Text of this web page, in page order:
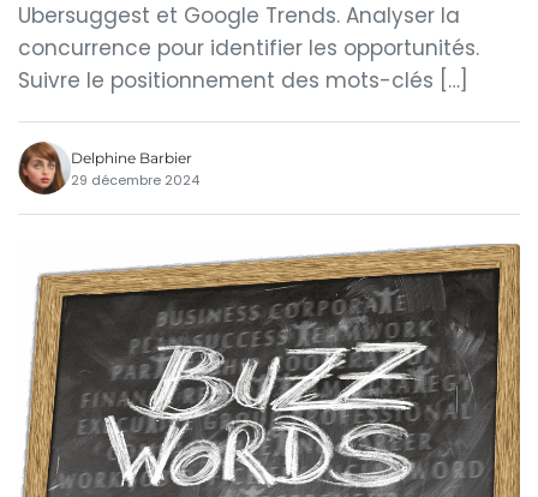
Ubersuggest et Google Trends. Analyser la
concurrence pour identifier les opportunités.
Suivre le positionnement des mots-clés […]
Delphine Barbier
29 décembre 2024